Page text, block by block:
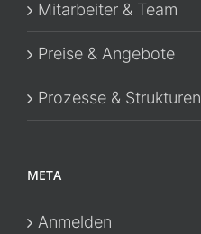
Mitarbeiter & Team
Preise & Angebote
Prozesse & Strukturen
META
Anmelden